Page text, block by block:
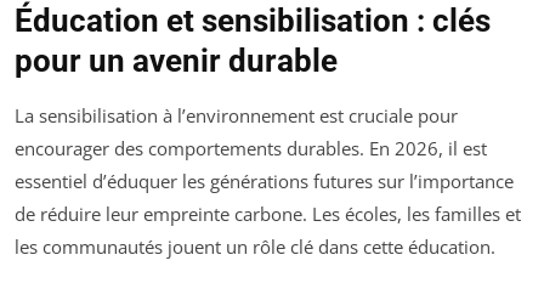
Éducation et sensibilisation : clés
pour un avenir durable
La sensibilisation à l’environnement est cruciale pour
encourager des comportements durables. En 2026, il est
essentiel d’éduquer les générations futures sur l’importance
de réduire leur empreinte carbone. Les écoles, les familles et
les communautés jouent un rôle clé dans cette éducation.